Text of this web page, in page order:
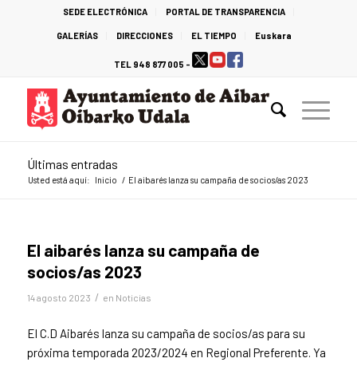
SEDE ELECTRÓNICA PORTAL DE TRANSPARENCIA
GALERÍAS DIRECCIONES EL TIEMPO Euskara
TEL 948 877 005 -
Últimas entradas
Usted está aquí: Inicio / El aibarés lanza su campaña de socios/as 2023
El aibarés lanza su campaña de
socios/as 2023
14 agosto 2023 / en Noticias
El C.D Aibarés lanza su campaña de socios/as para su
próxima temporada 2023/2024 en Regional Preferente. Ya